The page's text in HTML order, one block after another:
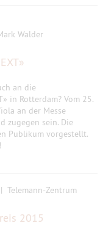
Walder
an die
in Rotterdam? Vom 25.
an der Messe
zugegen sein. Die
Publikum vorgestellt.
Telemann-Zentrum
2015